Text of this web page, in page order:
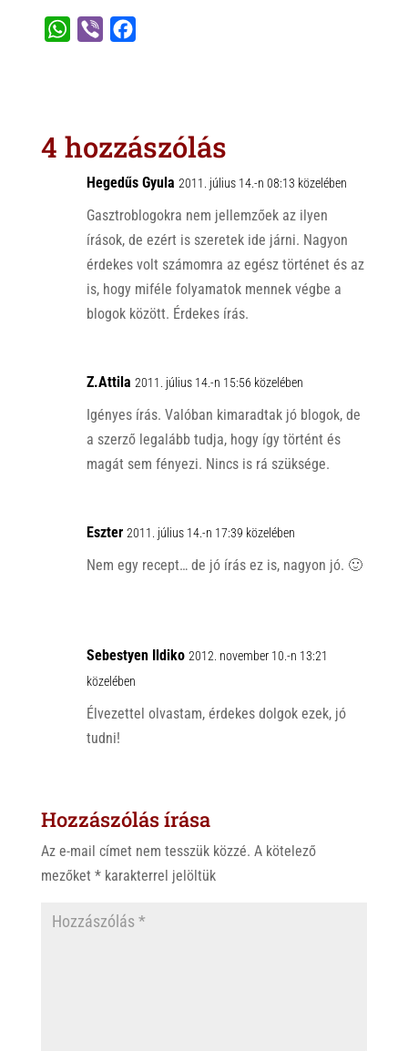
A
o
o
k
4 hozzászólás
Hegedűs Gyula 2011. július 14.-n 08:13 közelében
Gasztroblogokra nem jellemzőek az ilyen
írások, de ezért is szeretek ide járni. Nagyon
érdekes volt számomra az egész történet és az
is, hogy miféle folyamatok mennek végbe a
blogok között. Érdekes írás.
Z.Attila 2011. július 14.-n 15:56 közelében
Igényes írás. Valóban kimaradtak jó blogok, de
a szerző legalább tudja, hogy így történt és
magát sem fényezi. Nincs is rá szüksége.
Eszter 2011. július 14.-n 17:39 közelében
Nem egy recept… de jó írás ez is, nagyon jó. 🙂
Sebestyen Ildiko 2012. november 10.-n 13:21
közelében
Élvezettel olvastam, érdekes dolgok ezek, jó
tudni!
Hozzászólás írása
Az e-mail címet nem tesszük közzé. A kötelező
mezőket *karakterrel jelöltük